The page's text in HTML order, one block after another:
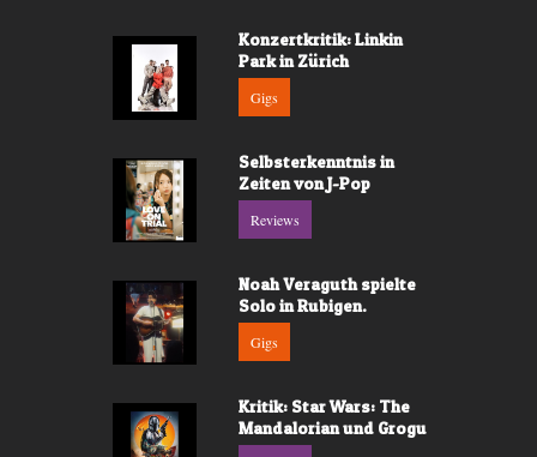
Konzertkritik: Linkin
Park in Zürich
Gigs
Selbsterkenntnis in
Zeiten von J-Pop
Reviews
Noah Veraguth spielte
Solo in Rubigen.
Gigs
Kritik: Star Wars: The
Mandalorian und Grogu